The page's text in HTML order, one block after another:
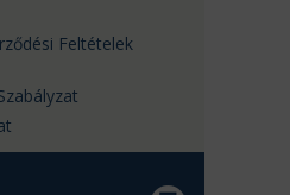
Feltételek